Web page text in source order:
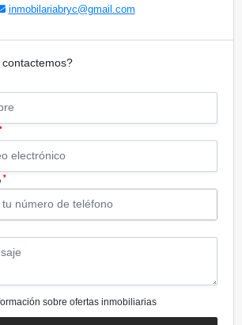
inmobilariabryc@gmail.com
*
*
sobre ofertas inmobiliarias